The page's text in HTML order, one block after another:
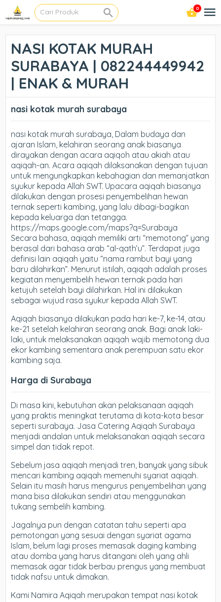
0
NASI KOTAK MURAH
SURABAYA | 082244449942
| ENAK & MURAH
nasi kotak murah surabaya
nasi kotak murah surabaya, Dalam budaya dan
ajaran Islam, kelahiran seorang anak biasanya
dirayakan dengan acara aqiqoh atau akiah atau
aqiqah-an. Acara aqiqah dilaksanakan dengan tujuan
untuk mengungkapkan kebahagian dan memanjatkan
syukur kepada Allah SWT. Upacara aqiqah biasanya
dilakukan dengan prosesi penyembelihan hewan
ternak seperti kambing, yang lalu dibagi-bagikan
kepada keluarga dan tetangga.
https://maps.google.com/maps?q=Surabaya
Secara bahasa, aqiqah memiliki arti “memotong” yang
berasal dari bahasa arab “al-qath’u”. Terdapat juga
definisi lain aqiqah yaitu “nama rambut bayi yang
baru dilahirkan”. Menurut istilah, aqiqah adalah proses
kegiatan menyembelih hewan ternak pada hari
ketujuh setelah bayi dilahirkan. Hal ini dilakukan
sebagai wujud rasa syukur kepada Allah SWT.
Aqiqah biasanya dilakukan pada hari ke-7, ke-14, atau
ke-21 setelah kelahiran seorang anak. Bagi anak laki-
laki, untuk melaksanakan aqiqah wajib memotong dua
ekor kambing sementara anak perempuan satu ekor
kambing saja.
Harga di Surabaya
Di masa kini, kebutuhan akan pelaksanaan aqiqah
yang praktis meningkat terutama di kota-kota besar
seperti surabaya. Jasa Catering Aqiqah Surabaya
menjadi andalan untuk melaksanakan aqiqah secara
simpel dan tidak repot.
Sebelum jasa aqiqah menjadi tren, banyak yang sibuk
mencari kambing aqiqah memenuhi syariat aqiqah.
Selain itu masih harus mengurus penyembelihan yang
mana bisa dilakukan sendiri atau menggunakan
tukang sembelih kambing.
Jagalnya pun dengan catatan tahu seperti apa
pemotongan yang sesuai dengan syariat agama
Islam, belum lagi proses memasak daging kambing
atau domba yang harus ditangani oleh yang ahli
memasak agar tidak berbau prengus yang membuat
tidak nafsu untuk dimakan.
Kami Namira Aqiqah merupakan tempat nasi kotak